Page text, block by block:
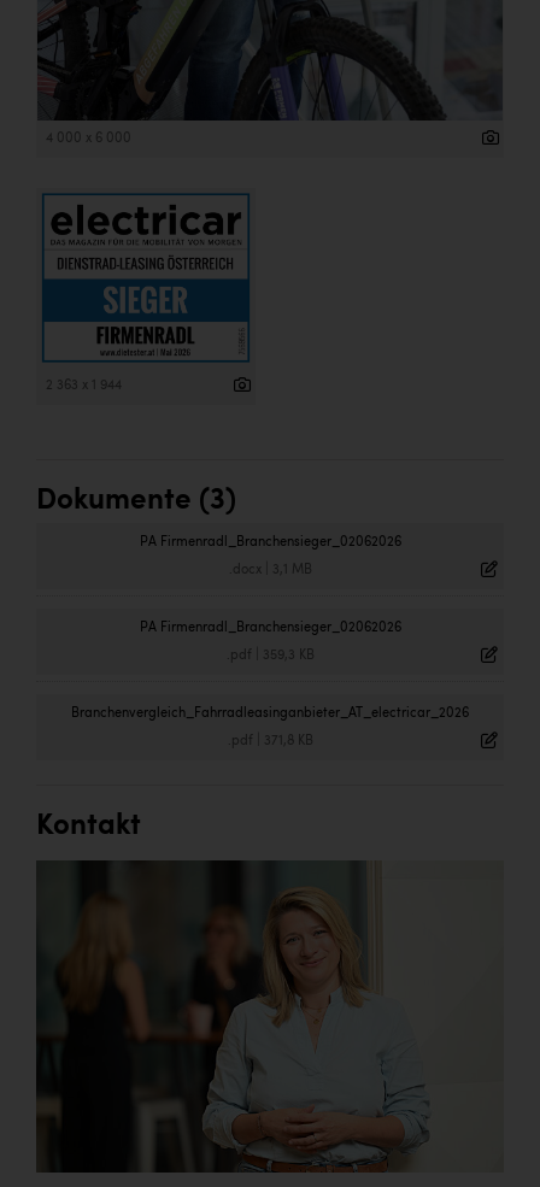
4 000 x 6 000
2 363 x 1 944
Dokumente (3)
PA Firmenradl_Branchensieger_02062026
.docx| 3,1 MB
PA Firmenradl_Branchensieger_02062026
.pdf 359,3 KB
Branchenvergleich_Fahrradleasinganbieter_AT_electricar_2026
.pdf 371,8 KB
Kontakt